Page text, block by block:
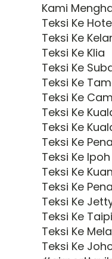
Kami
Teksi Ke
Teksi Ke
Teksi Ke Klia
Teksi Ke
Teksi Ke
Teksi Ke
Teksi Ke
Teksi Ke
Teksi Ke
Teksi Ke Ipoh
Teksi Ke
Teksi Ke
Teksi Ke
Teksi Ke
Teksi Ke
Teksi Ke